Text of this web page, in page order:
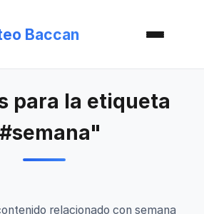
Baccan
para la etiqueta
relacionado con semana